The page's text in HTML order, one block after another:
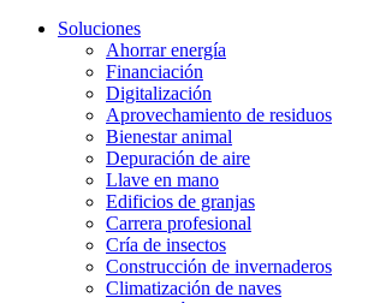
Soluciones
Ahorrar energía
Financiación
Digitalización
Aprovechamiento de residuos
Bienestar animal
Depuración de aire
Llave en mano
Edificios de granjas
Carrera profesional
Cría de insectos
Construcción de invernaderos
Climatización de naves